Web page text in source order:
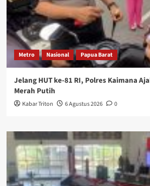
Metro Nasional Papua Barat
Jelang HUT ke-81 RI, Polres Kaimana
Merah Putih
Kabar Triton 6 Agustus 2026 0